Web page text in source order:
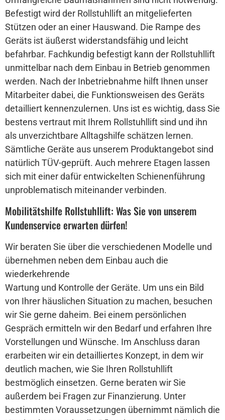
Befestigt wird der Rollstuhllift an mitgelieferten
Stützen oder an einer Hauswand. Die Rampe des
Geräts ist äußerst widerstandsfähig und leicht
befahrbar. Fachkundig befestigt kann der Rollstuhllift
unmittelbar nach dem Einbau in Betrieb genommen
werden. Nach der Inbetriebnahme hilft Ihnen unser
Mitarbeiter dabei, die Funktionsweisen des Geräts
detailliert kennenzulernen. Uns ist es wichtig, dass Sie
bestens vertraut mit Ihrem Rollstuhllift sind und ihn
als unverzichtbare Alltagshilfe schätzen lernen.
Sämtliche Geräte aus unserem Produktangebot sind
natürlich TÜV-geprüft. Auch mehrere Etagen lassen
sich mit einer dafür entwickelten Schienenführung
unproblematisch miteinander verbinden.
Mobilitätshilfe Rollstuhllift: Was Sie von unserem
Kundenservice erwarten dürfen!
Wir beraten Sie über die verschiedenen Modelle und
übernehmen neben dem Einbau auch die
wiederkehrende
Wartung und Kontrolle der Geräte. Um uns ein Bild
von Ihrer häuslichen Situation zu machen, besuchen
wir Sie gerne daheim. Bei einem persönlichen
Gespräch ermitteln wir den Bedarf und erfahren Ihre
Vorstellungen und Wünsche. Im Anschluss daran
erarbeiten wir ein detailliertes Konzept, in dem wir
deutlich machen, wie Sie Ihren Rollstuhllift
bestmöglich einsetzen. Gerne beraten wir Sie
außerdem bei Fragen zur Finanzierung. Unter
bestimmten Voraussetzungen übernimmt nämlich die